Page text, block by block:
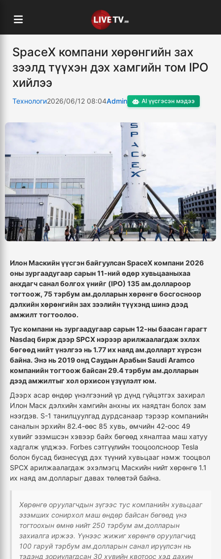
SpaceX компани хөрөнгийн зах
зээлд түүхэн дэх хамгийн том IPO
хийлээ
Технологи2026/06/12 08:04Admin AI үүсгэсэн мэдээ
Илон Маскийн үүсгэн байгуулсан SpaceX компани 2026
оны зургаадугаар сарын 11-ний өдөр хувьцааныхаа
анхдагч санал болгох үнийг (IPO) 135 ам.доллароор
тогтоож, 75 тэрбум ам.долларын хөрөнгө босгосноор
дэлхийн хөрөнгийн зах зээлийн түүхэнд шинэ дээд
амжилт тогтоолоо.
Тус компани нь зургаадугаар сарын 12-ны баасан гарагт
Nasdaq бирж дээр SPCX нэрээр арилжаалагдаж эхлэх
бөгөөд нийт үнэлгээ нь 1.77 их наяд ам.долларт хүрсэн
байна. Энэ нь 2019 онд Саудын Арабын Saudi Aramco
компанийн тогтоож байсан 29.4 тэрбум ам.долларын
дээд амжилтыг хол орхисон үзүүлэлт юм.
Дээрх асар өндөр үнэлгээний үр дүнд гүйцэтгэх захирал
Илон Маск дэлхийн хамгийн анхны их наядтан болох зам
нээгдэв. S-1 танилцуулгад дурдсанаар тэрээр компанийн
саналын эрхийн 82.4-өөс 85 хувь, өмчийн 42-оос 49
хувийг эзэмшсэн хэвээр байх бөгөөд хяналтаа маш хатуу
хадгалж үлджээ. Forbes сэтгүүлийн тооцоолсноор Tesla
болон бусад бизнесүүд дэх түүний хувьцааг нэмж тооцвол
SPCX арилжаалагдаж эхэлмэгц Маскийн нийт хөрөнгө 1.1
их наяд ам.долларыг давах төлөвтэй байна.
Хөрөнгө оруулагчдын зүгээс тус компанийн хувьцааг
эзэмших сонирхол маш өндөр байсан бөгөөд үнэ
тогтоохын өмнө нийт 250 тэрбум ам.долларын
захиалга иржээ. Үүнээс жижиг хөрөнгө оруулагчид
100 гаруй тэрбум ам.долларын санал ирүүлсэн нь
тэдэнд зориулагдсан 30 хувийн квотоос хэд дахин